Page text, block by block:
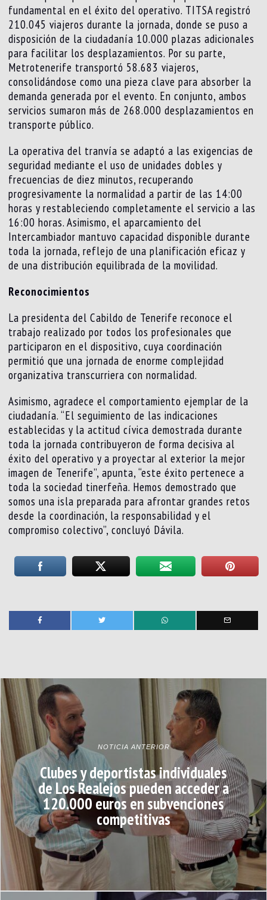
fundamental en el éxito del operativo. TITSA registró
210.045 viajeros durante la jornada, donde se puso a
disposición de la ciudadanía 10.000 plazas adicionales
para facilitar los desplazamientos. Por su parte,
Metrotenerife transportó 58.683 viajeros,
consolidándose como una pieza clave para absorber la
demanda generada por el evento. En conjunto, ambos
servicios sumaron más de 268.000 desplazamientos en
transporte público.
La operativa del tranvía se adaptó a las exigencias de
seguridad mediante el uso de unidades dobles y
frecuencias de diez minutos, recuperando
progresivamente la normalidad a partir de las 14:00
horas y restableciendo completamente el servicio a las
16:00 horas. Asimismo, el aparcamiento del
Intercambiador mantuvo capacidad disponible durante
toda la jornada, reflejo de una planificación eficaz y
de una distribución equilibrada de la movilidad.
Reconocimientos
La presidenta del Cabildo de Tenerife reconoce el
trabajo realizado por todos los profesionales que
participaron en el dispositivo, cuya coordinación
permitió que una jornada de enorme complejidad
organizativa transcurriera con normalidad.
Asimismo, agradece el comportamiento ejemplar de la
ciudadanía. “El seguimiento de las indicaciones
establecidas y la actitud cívica demostrada durante
toda la jornada contribuyeron de forma decisiva al
éxito del operativo y a proyectar al exterior la mejor
imagen de Tenerife”, apunta, “este éxito pertenece a
toda la sociedad tinerfeña. Hemos demostrado que
somos una isla preparada para afrontar grandes retos
desde la coordinación, la responsabilidad y el
compromiso colectivo”, concluyó Dávila.
NOTICIA ANTERIOR
Clubes y deportistas individuales
de Los Realejos pueden acceder a
120.000 euros en subvenciones
competitivas